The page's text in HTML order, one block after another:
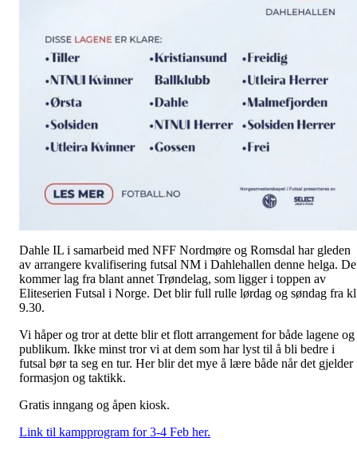
Dahle IL i samarbeid med NFF Nordmøre og Romsdal har gleden
av arrangere kvalifisering futsal NM i Dahlehallen denne helga.
kommer lag fra blant annet Trøndelag, som ligger i toppen av
Eliteserien Futsal i Norge. Det blir full rulle lørdag og søndag fra kl
9.30.
Vi håper og tror at dette blir et flott arrangement for både lagene og
publikum. Ikke minst tror vi at dem som har lyst til å bli bedre i
futsal bør ta seg en tur. Her blir det mye å lære både når det gjelder
formasjon og taktikk.
Gratis inngang og åpen kiosk.
Link til kampprogram for 3-4 Feb her.